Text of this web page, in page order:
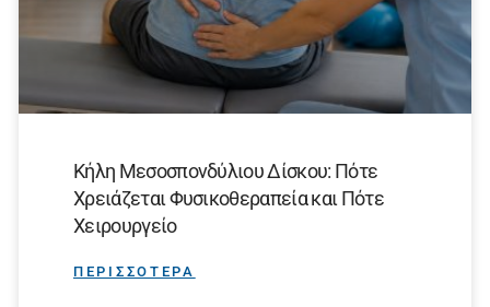
Κήλη Μεσοσπονδύλιου Δίσκου: Πότε
Χρειάζεται Φυσικοθεραπεία και Πότε
Χειρουργείο
ΠΕΡΙΣΣΟΤΕΡΑ